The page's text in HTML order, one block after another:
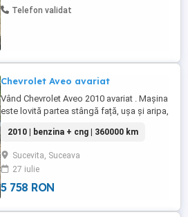
Telefon validat
Chevrolet Aveo avariat
Vând Chevrolet Aveo 2010 avariat . Mașina
este lovită partea stângă față, ușa și aripa,
ireproșabil. În plus are instalație pe gaz,
GPL, din fabrică. Rezervorul este valabil
până în 2034.
2010 | benzina + cng | 360000 km
Sucevita, Suceava
27 iulie
5 758 RON